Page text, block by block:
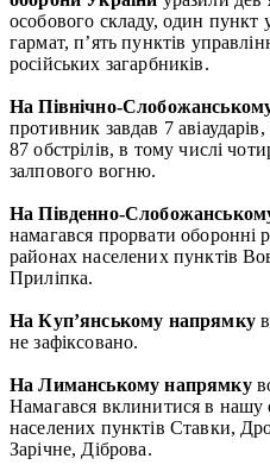
особового складу, один
гармат, п’ять пунктів
російських загарбників.
На Північно-
противник завдав 7
87 обстрілів, в тому числі
залпового вогню.
На Південно-
намагався прорвати оборонні
районах населених пунктів
Приліпка.
На Куп’янському напрямку
не зафіксовано.
На Лиманському напрямку
Намагався вклинитися в нашу
населених пунктів Ставки,
Зарічне, Діброва.